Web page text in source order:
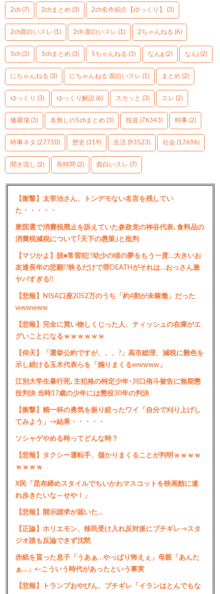
2ch (7) 2chまとめ (3) 2ch名作紹介【ゆっくり】 (3)
2ch面白いスレ (1) 2ch 面白いスレ (1) 2ちゃんねる (6)
5ch (3) 5chまとめ (3) 5ちゃんねる (3) なんg (2) なんj (2)
にちゃんねる (3) にちゃんねる 面白いスレ (1) まとめ (2)
ゆっくり (3) ゆっくり解説 (6) スカッと (3) スレ (2)
修羅場 (3) 名無しの5chまとめ (3) 投資 (76343) 時事 (2)
時事ネタ (27710) 歴史 (319) 生活 (93523) 社会 (17696)
聞き流し (2) 長時間 (2) 面白いスレ (7)
【衝撃】太宰治さん、トンデモない名言を残してい
た・・・・・
衆院選で消費税廃止を訴えていた参政党の神谷代表､食料品の
消費税減税について｢天下の愚策｣と批判
【マジかよ】脱●常習犯!?幼少の頃の夢をもう一度…大きいお
友達長年の悲願!?映るだけで罪DEATHがそれは…おっさん激
ヤバすぎる!!
【悲報】NISA口座2052万のうち「約4割が未稼働」だった
wwwwww
【悲報】完全に買い物しくじった人、ティッシュの在庫がエ
グいことになるｗｗｗｗｗｗ
【仰天】「選挙公約ですが、、、?」高市総理、減税に難色を
示し続ける玉木代表らを「煽りまくるwwwww」
江別大学生暴行死､主犯格の特定少年･川口侑斗被告に無期懲
役判決 当時17歳の少年には懲役30年の判決
【衝撃】精一杯の勇気を振り絞ったワイ「自分で刈り上げし
てみよう」→結果・・・・・
ソシャゲやめる時ってどんな時？
【悲報】タクシー運転手、儲かりまくることが判明ｗｗｗｗ
ｗｗｗｗ
X民「昆布締めスタイルでちいかわマスコットを映画館に連
れ歩きたいな～せや！」
【悲報】開示請求が届いた…
【正論】ホリエモン、移民受け入れ反対派にブチギレ→スタ
ジオ誰も反論できず沈黙
赤紙を貰った息子「うあぁ…やっぱり怖えぇ」母親「あんた
ぁ…」←こういう時代があったという事実
【悲報】トランプおやびん、ブチギレ「イランはとんでもな